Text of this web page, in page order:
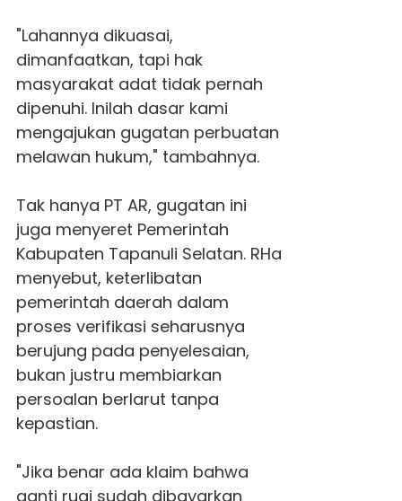
"Lahannya dikuasai,
dimanfaatkan, tapi hak
masyarakat adat tidak pernah
dipenuhi. Inilah dasar kami
mengajukan gugatan perbuatan
melawan hukum," tambahnya.
Tak hanya PT AR, gugatan ini
juga menyeret Pemerintah
Kabupaten Tapanuli Selatan. RHa
menyebut, keterlibatan
pemerintah daerah dalam
proses verifikasi seharusnya
berujung pada penyelesaian,
bukan justru membiarkan
persoalan berlarut tanpa
kepastian.
"Jika benar ada klaim bahwa
ganti rugi sudah dibayarkan